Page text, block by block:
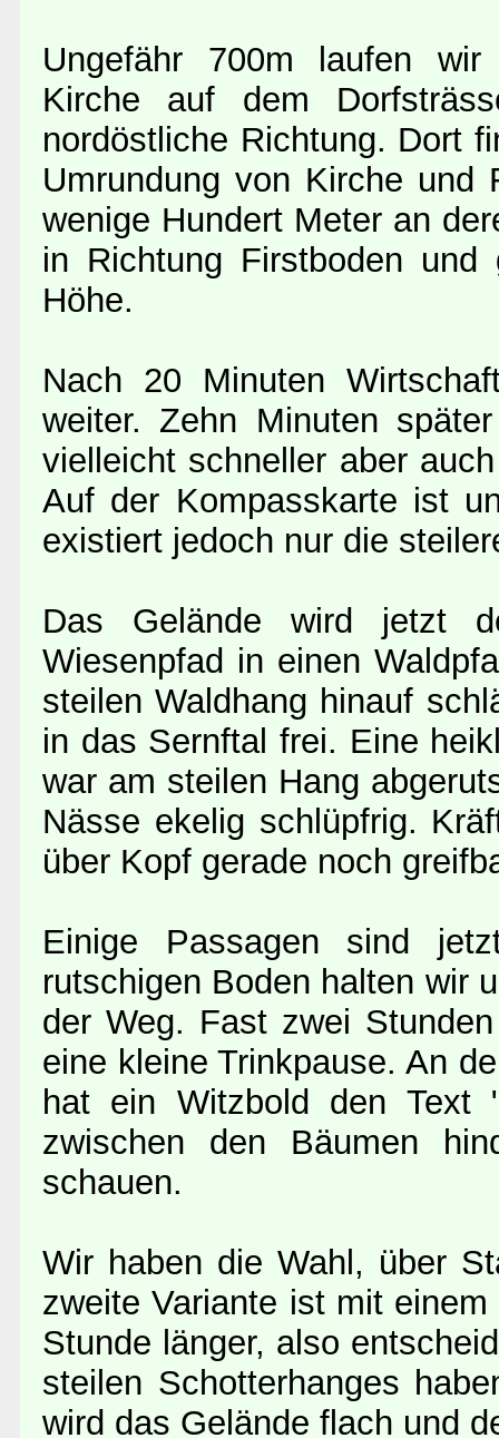
Ungefähr 700m laufen
Kirche auf dem
nordöstliche Richtung. Dort
Umrundung von Kirche und
wenige Hundert Meter an
in Richtung Firstboden und
Höhe.
Nach 20 Minuten
weiter. Zehn Minuten
vielleicht schneller aber
Auf der Kompasskarte ist
existiert jedoch nur die
Das Gelände wird jetzt
Wiesenpfad in einen
steilen Waldhang hinauf
in das Sernftal frei. Eine
war am steilen Hang
Nässe ekelig schlüpfrig.
über Kopf gerade noch
Einige Passagen sind
rutschigen Boden halten wir
der Weg. Fast zwei
eine kleine Trinkpause. An
hat ein Witzbold den Text
zwischen den Bäumen
schauen.
Wir haben die Wahl, über
zweite Variante ist mit
Stunde länger, also
steilen Schotterhanges
wird das Gelände flach und